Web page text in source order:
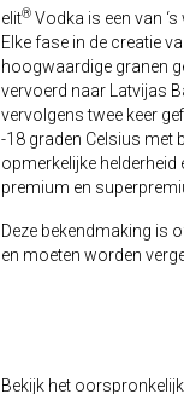
elit® Vodka is een van
Elke fase in de creatie
hoogwaardige granen
vervoerd naar Latvijas
vervolgens twee keer
-18 graden Celsius met
opmerkelijke helderheid
premium en
Deze bekendmaking is
en moeten worden
Bekijk het